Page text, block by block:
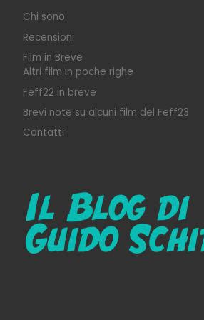
Chi sono
Recensioni
Film in Breve
Altri film in poche righe
Feff22 in breve
Brevi note su alcuni film del Feff23
Contatti